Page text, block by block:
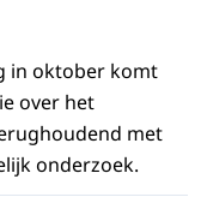
in oktober komt
over het
met
onderzoek.